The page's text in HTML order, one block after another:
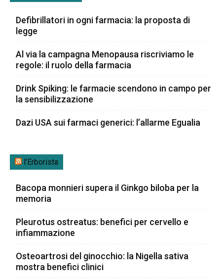
Defibrillatori in ogni farmacia: la proposta di
legge
Al via la campagna Menopausa riscriviamo le
regole: il ruolo della farmacia
Drink Spiking: le farmacie scendono in campo per
la sensibilizzazione
Dazi USA sui farmaci generici: l’allarme Egualia
l’Erborista
Bacopa monnieri supera il Ginkgo biloba per la
memoria
Pleurotus ostreatus: benefici per cervello e
infiammazione
Osteoartrosi del ginocchio: la Nigella sativa
mostra benefici clinici